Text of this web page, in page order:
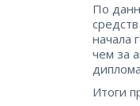
По
начала
чем за
Итоги